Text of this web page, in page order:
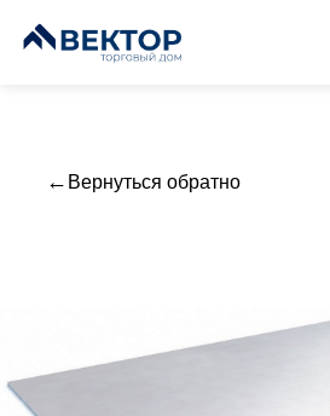
Вернуться обратно